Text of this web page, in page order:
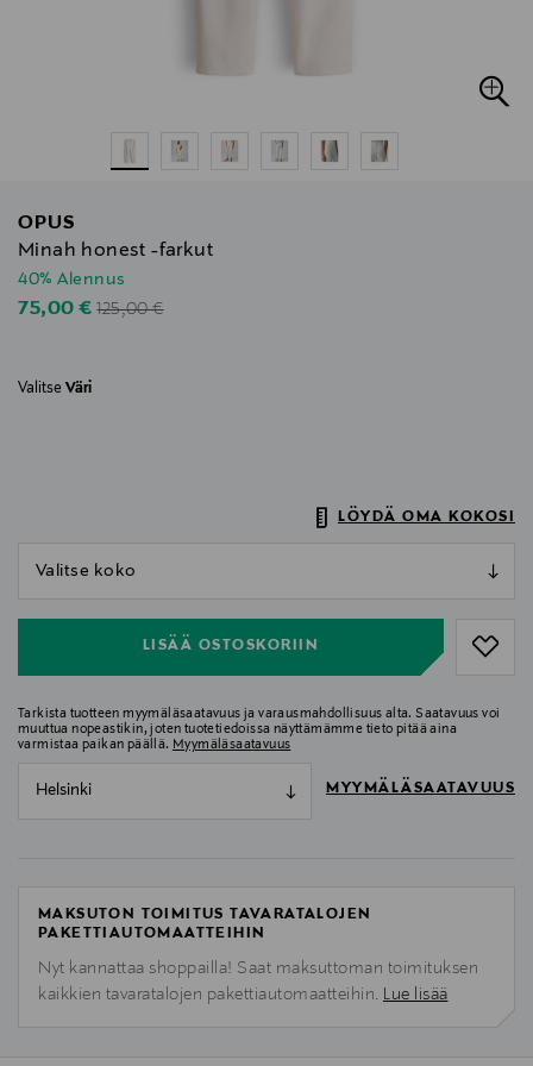
OPUS
Minah honest -farkut
40% Alennus
Discounted Price
75,00 €Original Price
125,00 €
Valitse Väri
LÖYDÄ OMA KOKOSI
LISÄÄ OSTOSKORIIN
Tarkista tuotteen myymäläsaatavuus ja varausmahdollisuus alta. Saatavuus voi
muuttua nopeastikin, joten tuotetiedoissa näyttämämme tieto pitää aina
varmistaa paikan päällä. Myymäläsaatavuus
Helsinki MYYMÄLÄSAATAVUUS
MAKSUTON TOIMITUS TAVARATALOJEN
PAKETTIAUTOMAATTEIHIN
Nyt kannattaa shoppailla! Saat maksuttoman toimituksen
kaikkien tavaratalojen pakettiautomaatteihin. Lue lisää